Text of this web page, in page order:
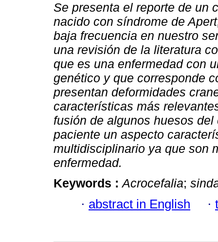
Se presenta el reporte de un
nacido con síndrome de
baja frecuencia en nuestro
una revisión de la literatura
que es una enfermedad con
genético y que corresponde
presentan deformidades
características más
fusión de algunos huesos
paciente un aspecto
multidisciplinario ya que son
enfermedad.
Keywords :Acrocefalia;
· abstract in English ·